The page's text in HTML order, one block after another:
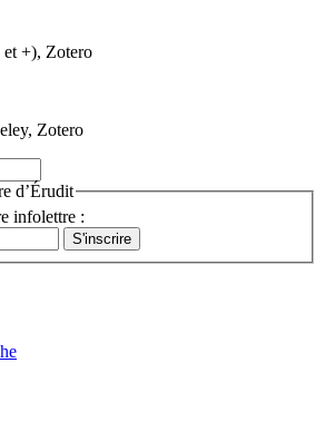
+), Zotero
Zotero
d’Érudit
infolettre :